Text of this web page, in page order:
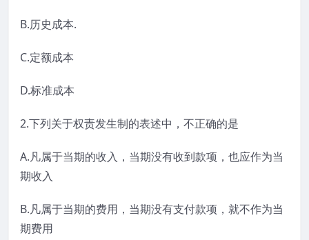
B.历史成本.
C.定额成本
D.标准成本
2.下列关于权责发生制的表述中，不正确的是
A.凡属于当期的收入，当期没有收到款项，也应作为当
期收入
B.凡属于当期的费用，当期没有支付款项，就不作为当
期费用